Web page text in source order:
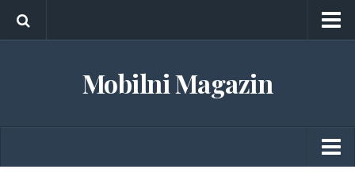
Mobilni Magazin